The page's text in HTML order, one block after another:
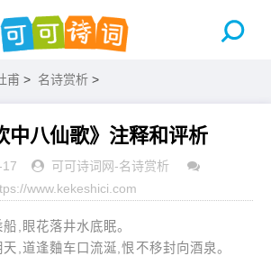
甫 > 名诗赏析 >
中八仙歌》注释和评析
可可诗词网-名诗赏析
www.kekeshici.com
,眼花落井水底眠。
逢麯车口流涎,恨不移封向酒泉。